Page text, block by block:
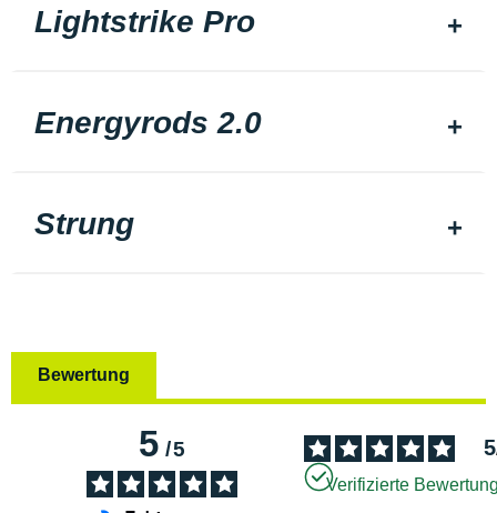
Lightstrike Pro
Energyrods 2.0
Strung
Bewertung
5/5 5
Verifizierte